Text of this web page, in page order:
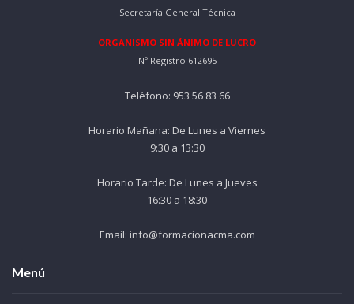
Secretaría General Técnica
ORGANISMO SIN ÁNIMO DE LUCRO
Nº Registro 612695
Teléfono: 953 56 83 66
Horario Mañana: De Lunes a Viernes
9:30 a 13:30
Horario Tarde: De Lunes a Jueves
16:30 a 18:30
Email: info@formacionacma.com
Menú